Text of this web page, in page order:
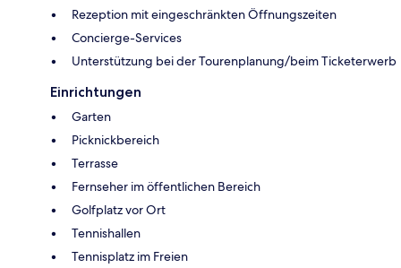
Rezeption mit eingeschränkten Öffnungszeiten
Concierge-Services
Unterstützung bei der Tourenplanung/beim Ticketerwerb
Einrichtungen
Garten
Picknickbereich
Terrasse
Fernseher im öffentlichen Bereich
Golfplatz vor Ort
Tennishallen
Tennisplatz im Freien